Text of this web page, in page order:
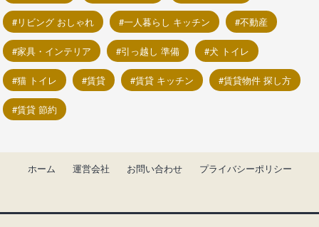
リビング おしゃれ 一人暮らし キッチン 不動産
家具・インテリア 引っ越し 準備 犬 トイレ
猫 トイレ 賃貸 賃貸 キッチン 賃貸物件 探し方
賃貸 節約
ホーム 運営会社 お問い合わせ プライバシーポリシー